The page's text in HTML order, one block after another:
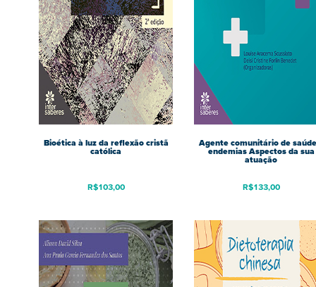
Bioética à luz da reflexão cristã
católica
R$103,00
Agente comunitário de
endemias Aspectos da sua
atuação
R$133,00